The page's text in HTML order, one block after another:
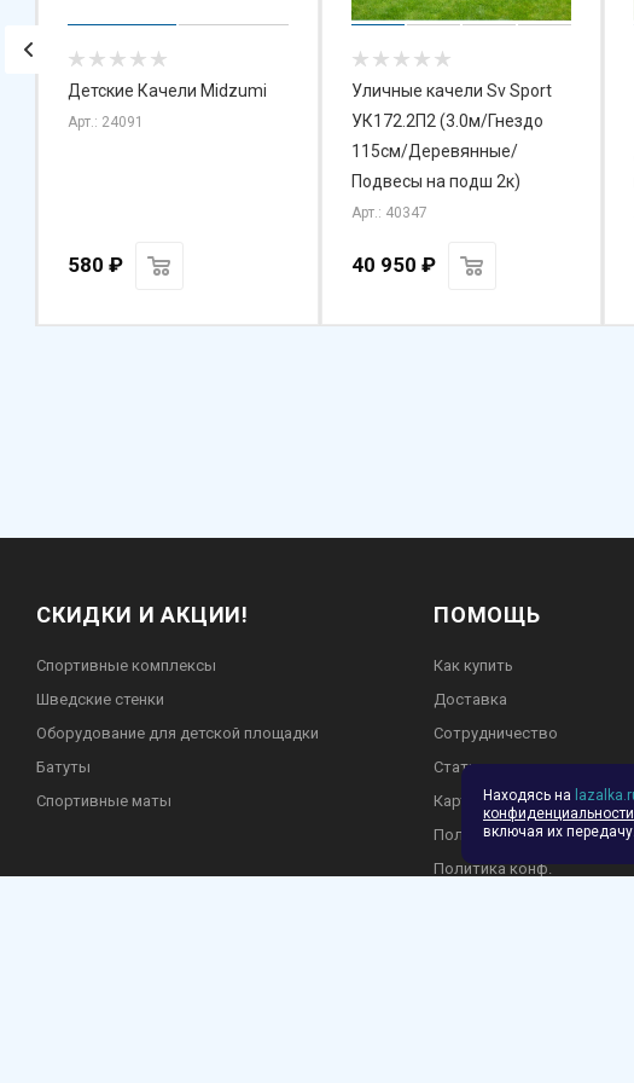
Детские Качели Midzumi
Арт.: 24091
580 ₽
Уличные качели Sv Sport
УК172.2П2 (3.0м/Гнездо
115см/Деревянные/
Подвесы на подш 2к)
Арт.: 40347
40 950 ₽
СКИДКИ И АКЦИИ!
Спортивные комплексы
Шведские стенки
Оборудование для детской площадки
Батуты
Спортивные маты
ПОМОЩЬ
Как купить
Доставка
Сотрудничество
Статьи
Карта сайта
Пользовательское
Политика конф.
Находясь на
конфиденциальности
включая их передачу.